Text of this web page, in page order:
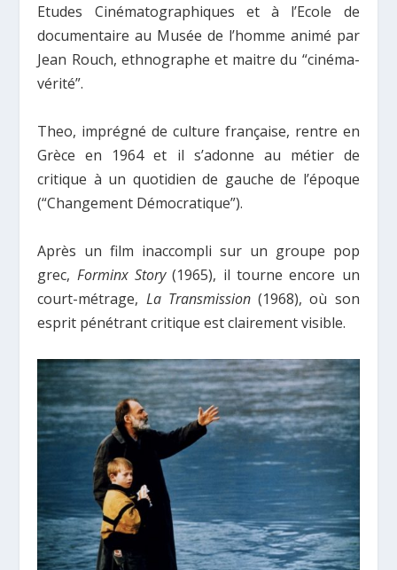
Etudes Cinématographiques et à l’Ecole de
documentaire au Musée de l’homme animé par
Jean Rouch, ethnographe et maitre du “cinéma-
vérité”.
Theo, imprégné de culture française, rentre en
Grèce en 1964 et il s’adonne au métier de
critique à un quotidien de gauche de l’époque
(“Changement Démocratique”).
Après un film inaccompli sur un groupe pop
grec, Forminx Story(1965), il tourne encore un
court-métrage, La Transmission(1968), où son
esprit pénétrant critique est clairement visible.